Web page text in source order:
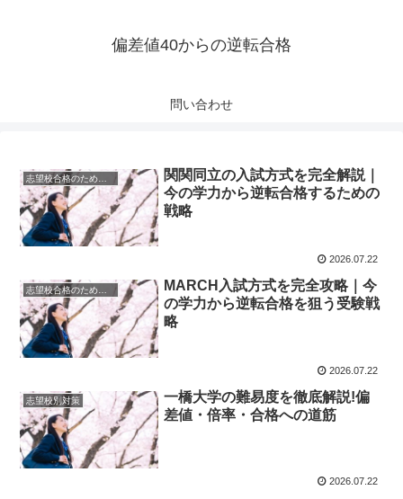
偏差値40からの逆転合格
問い合わせ
志望校合格のための戦略立案
関関同立の入試方式を完全解説｜
今の学力から逆転合格するための
戦略
2026.07.22
志望校合格のための戦略立案
MARCH入試方式を完全攻略｜今
の学力から逆転合格を狙う受験戦
略
2026.07.22
志望校別対策
一橋大学の難易度を徹底解説!偏
差値・倍率・合格への道筋
2026.07.22